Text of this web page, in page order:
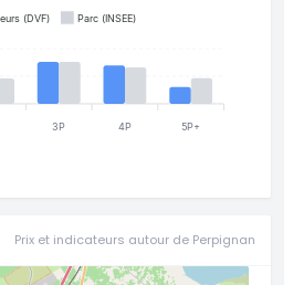
3P 4P 5P+
(DVF) Parc (INSEE)
Prix et indicateurs autour de Perpignan